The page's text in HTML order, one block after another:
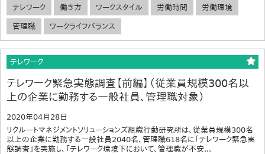
テレワーク 働き方 ワークスタイル 労働時間 労働環境
管理職 ワークライフバランス
テレワーク
テレワーク緊急実態調査【前編】（従業員規模300名以
上の企業に勤務する一般社員、管理職対象）
2020年04月28日
リクルートマネジメントソリューションズ組織行動研究所は、従業員規模300名
以上の企業に勤務する一般社員2040名、管理職618名に「テレワーク緊急実
態調査」を実施し、「テレワーク環境下において、管理職が不安...